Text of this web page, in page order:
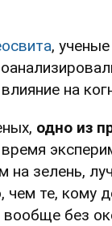
,
на
одно из
на зелень,
чем те, кому
вообще без